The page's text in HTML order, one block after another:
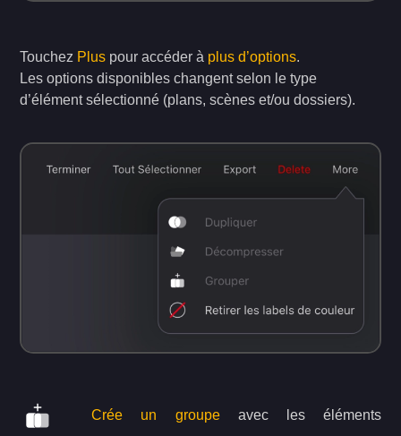
Touchez Plus pour accéder à plus d’options.
Les options disponibles changent selon le type
d’élément sélectionné (plans, scènes et/ou dossiers).
Crée un groupeavec les éléments